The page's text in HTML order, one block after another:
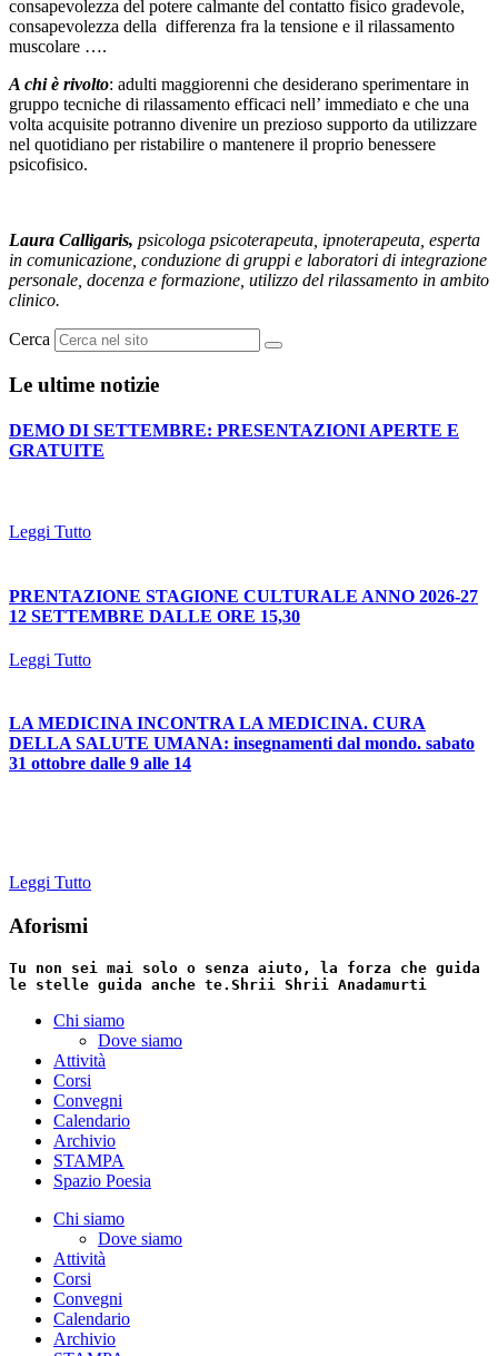
consapevolezza del potere calmante del contatto fisico gradevole,
consapevolezza della differenza fra la tensione e il rilassamento
muscolare ….
A chi è rivolto: adulti maggiorenni che desiderano sperimentare in
gruppo tecniche di rilassamento efficaci nell’ immediato e che una
volta acquisite potranno divenire un prezioso supporto da utilizzare
nel quotidiano per ristabilire o mantenere il proprio benessere
psicofisico.
Laura Calligaris, psicologa psicoterapeuta, ipnoterapeuta, esperta
in comunicazione, conduzione di gruppi e laboratori di integrazione
personale, docenza e formazione, utilizzo del rilassamento in ambito
clinico.
Cerca
Le ultime notizie
DEMO DI SETTEMBRE: PRESENTAZIONI APERTE E
GRATUITE
Leggi Tutto
PRENTAZIONE STAGIONE CULTURALE ANNO 2026-27
12 SETTEMBRE DALLE ORE 15,30
Leggi Tutto
LA MEDICINA INCONTRA LA MEDICINA. CURA
DELLA SALUTE UMANA: insegnamenti dal mondo. sabato
31 ottobre dalle 9 alle 14
Leggi Tutto
Aforismi
Tu non sei mai solo o senza aiuto, la forza che guida
le stelle guida anche te. Shrii Shrii Anadamurti
Chi siamo
Dove siamo
Attività
Corsi
Convegni
Calendario
Archivio
STAMPA
Spazio Poesia
Chi siamo
Dove siamo
Attività
Corsi
Convegni
Calendario
Archivio